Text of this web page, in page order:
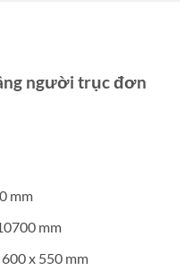
người trục đơn
mm
mm
600 x 550 mm